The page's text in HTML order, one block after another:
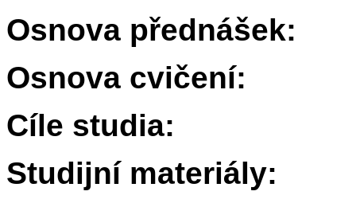
Osnova přednášek:
Osnova cvičení:
Cíle studia:
Studijní materiály: